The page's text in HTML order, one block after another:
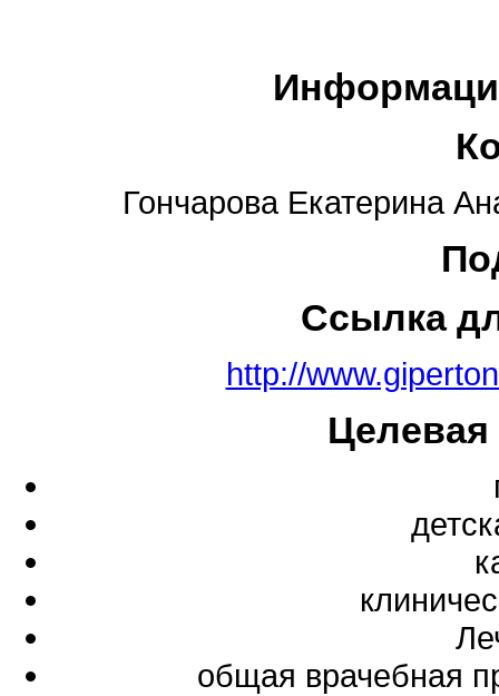
Гончарова Екатерина
Ссылка
http://
общая врачебная